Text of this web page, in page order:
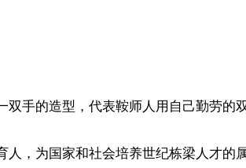
手的造型，代表鞍师人用自己勤劳的
人，为国家和社会培养世纪栋梁人才的